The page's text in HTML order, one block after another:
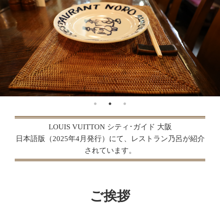
LOUIS VUITTON シティ･ガイド 大阪
日本語版（2025年4月発行）にて、レストラン乃呂が紹介
されています。
ご挨拶